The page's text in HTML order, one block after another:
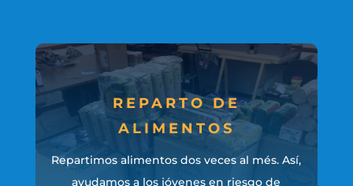
REPARTO DE
ALIMENTOS
Repartimos alimentos dos veces al més. Así,
ayudamos a los jóvenes en riesgo de